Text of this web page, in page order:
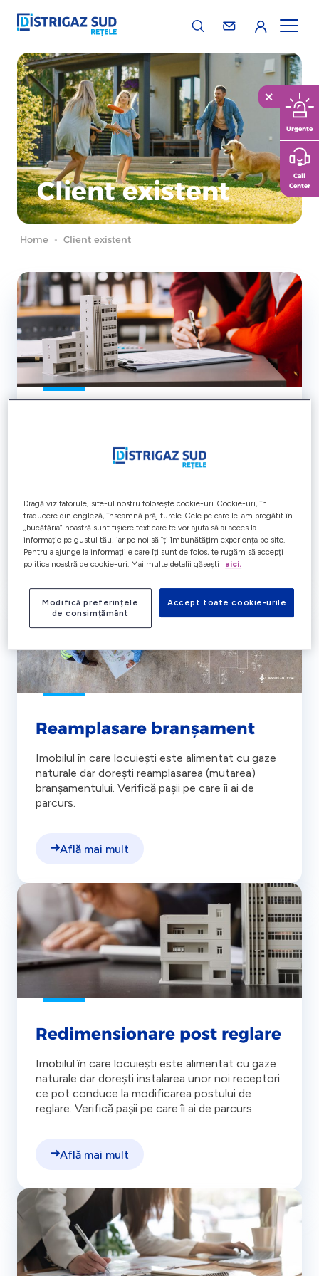
Client existent
Home - Client existent
Imobilul în care locuiești este alimentat cu gaze
naturale dar dorești suplimentarea numărului de
naturale. Verifică pașii pe care îi ai de parcurs.
Află mai mult
Reamplasare branșament
Imobilul în care locuiești este alimentat cu gaze
naturale dar dorești reamplasarea (mutarea)
branșamentului. Verifică pașii pe care îi ai de
parcurs.
Află mai mult
Redimensionare post reglare
Imobilul în care locuiești este alimentat cu gaze
naturale dar dorești instalarea unor noi receptori
ce pot conduce la modificarea postului de
reglare. Verifică pașii pe care îi ai de parcurs.
Află mai mult
Urgențe
Call
Center
Dragă vizitatorule, site-ul nostru folosește cookie-uri. Cookie-uri, în
traducere din engleză, înseamnă prăjiturele. Cele pe care le-am pregătit în
„bucătăria” noastră sunt fișiere text care te vor ajuta să ai acces la
informație pe gustul tău, iar pe noi să îți îmbunătățim experiența pe site.
Pentru a ajunge la informațiile care îți sunt de folos, te rugăm să accepți
politica noastră de cookie-uri. Mai multe detalii găsești
aici.
Modifică preferințele
de consimțământ
Accept toate cookie-urile